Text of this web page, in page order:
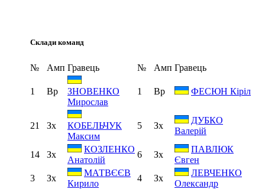
Склади команд
№ Амп Гравець № Амп Гравець
1 Вр
ЗНОВЕНКО
Мирослав
1 Вр ФЕСЮН Кіріл
21 Зх
КОБЕЛЬЧУК
Максим
5 Зх
ДУБКО
Валерій
14 Зх
КОЗЛЕНКО
Анатолій
6 Зх
ПАВЛЮК
Євген
3
Зх
МАТВЄЄВ
Кирило
4 Зх
ЛЕВЧЕНКО
Олександр